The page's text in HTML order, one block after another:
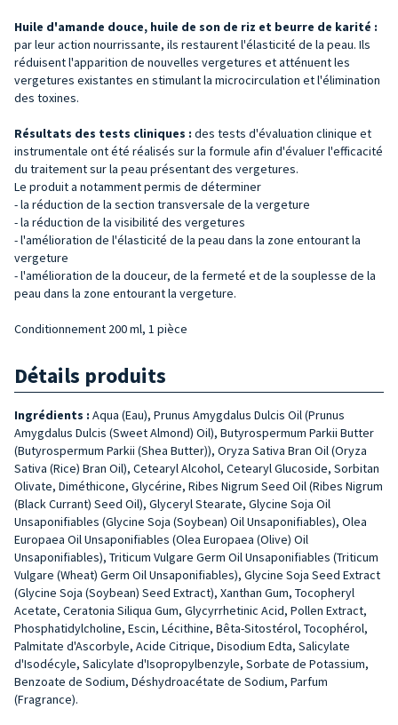
Huile d'amande douce, huile de son de riz et beurre de karité :
par leur action nourrissante, ils restaurent l'élasticité de la peau. Ils
réduisent l'apparition de nouvelles vergetures et atténuent les
vergetures existantes en stimulant la microcirculation et l'élimination
des toxines.
Résultats des tests cliniques : des tests d'évaluation clinique et
instrumentale ont été réalisés sur la formule afin d'évaluer l'efficacité
du traitement sur la peau présentant des vergetures.
Le produit a notamment permis de déterminer
- la réduction de la section transversale de la vergeture
- la réduction de la visibilité des vergetures
- l'amélioration de l'élasticité de la peau dans la zone entourant la
vergeture
- l'amélioration de la douceur, de la fermeté et de la souplesse de la
peau dans la zone entourant la vergeture.
Conditionnement 200 ml, 1 pièce
Détails produits
Ingrédients : Aqua (Eau), Prunus Amygdalus Dulcis Oil (Prunus
Amygdalus Dulcis (Sweet Almond) Oil), Butyrospermum Parkii Butter
(Butyrospermum Parkii (Shea Butter)), Oryza Sativa Bran Oil (Oryza
Sativa (Rice) Bran Oil), Cetearyl Alcohol, Cetearyl Glucoside, Sorbitan
Olivate, Diméthicone, Glycérine, Ribes Nigrum Seed Oil (Ribes Nigrum
(Black Currant) Seed Oil), Glyceryl Stearate, Glycine Soja Oil
Unsaponifiables (Glycine Soja (Soybean) Oil Unsaponifiables), Olea
Europaea Oil Unsaponifiables (Olea Europaea (Olive) Oil
Unsaponifiables), Triticum Vulgare Germ Oil Unsaponifiables (Triticum
Vulgare (Wheat) Germ Oil Unsaponifiables), Glycine Soja Seed Extract
(Glycine Soja (Soybean) Seed Extract), Xanthan Gum, Tocopheryl
Acetate, Ceratonia Siliqua Gum, Glycyrrhetinic Acid, Pollen Extract,
Phosphatidylcholine, Escin, Lécithine, Bêta-Sitostérol, Tocophérol,
Palmitate d'Ascorbyle, Acide Citrique, Disodium Edta, Salicylate
d'Isodécyle, Salicylate d'Isopropylbenzyle, Sorbate de Potassium,
Benzoate de Sodium, Déshydroacétate de Sodium, Parfum
(Fragrance).